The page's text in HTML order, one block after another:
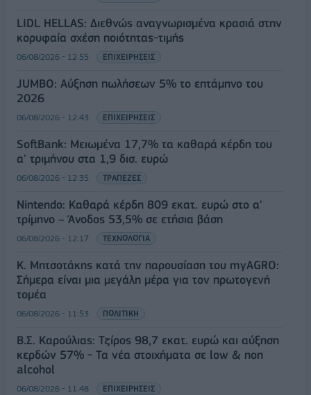
LIDL HELLAS: Διεθνώς αναγνωρισμένα κρασιά στην
κορυφαία σχέση ποιότητας-τιμής
06/08/2026 - 12:55 ΕΠΙΧΕΙΡΗΣΕΙΣ
JUMBO: Αύξηση πωλήσεων 5% το επτάμηνο του
2026
06/08/2026 - 12:43 ΕΠΙΧΕΙΡΗΣΕΙΣ
SoftBank: Μειωμένα 17,7% τα καθαρά κέρδη του
α' τριμήνου στα 1,9 δισ. ευρώ
06/08/2026 - 12:35 ΤΡΑΠΕΖΕΣ
Nintendo: Καθαρά κέρδη 809 εκατ. ευρώ στο α'
τρίμηνο – Άνοδος 53,5% σε ετήσια βάση
06/08/2026 - 12:17 ΤΕΧΝΟΛΟΓΙΑ
Κ. Μητσοτάκης κατά την παρουσίαση του myAGRO:
Σήμερα είναι μια μεγάλη μέρα για τον πρωτογενή
τομέα
06/08/2026 - 11:53 ΠΟΛΙΤΙΚΗ
Β.Σ. Καρούλιας: Τζίρος 98,7 εκατ. ευρώ και αύξηση
κερδών 57% - Τα νέα στοιχήματα σε low & non
alcohol
06/08/2026 - 11:48 ΕΠΙΧΕΙΡΗΣΕΙΣ